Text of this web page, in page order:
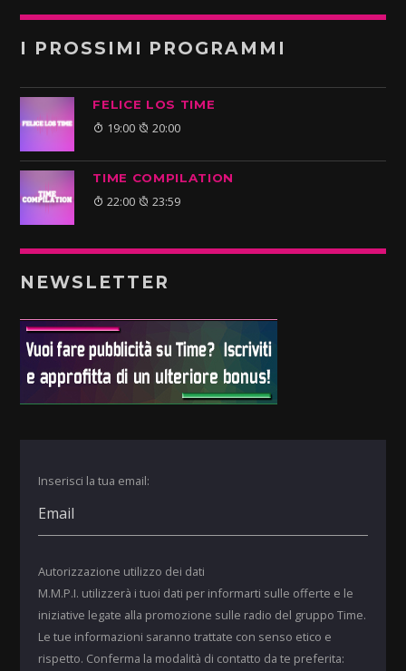
I PROSSIMI PROGRAMMI
FELICE LOS TIME
19:00 20:00
TIME COMPILATION
22:00 23:59
NEWSLETTER
Inserisci la tua email:
Autorizzazione utilizzo dei dati
M.M.P.I. utilizzerà i tuoi dati per informarti sulle offerte e le
iniziative legate alla promozione sulle radio del gruppo Time.
Le tue informazioni saranno trattate con senso etico e
rispetto. Conferma la modalità di contatto da te preferita: